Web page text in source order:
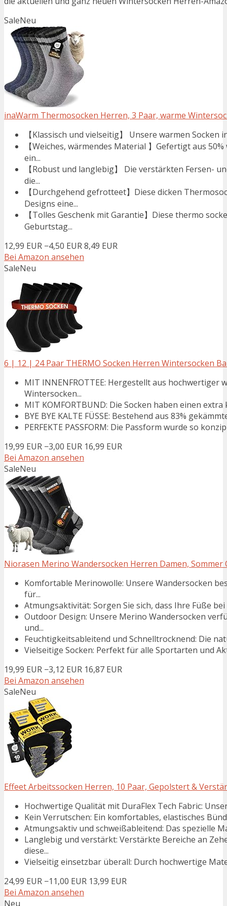
SaleNeu
inaWarm Thermosocken Herren, 3 Paar, warme
【Klassisch und vielseitig】 Unsere warmen
【Weiches, wärmendes Material 】Gefertigt aus
ein...
【Robust und langlebig】 Die verstärkten Fersen-
die...
【Durchgehend gefrotteet】Diese dicken
Designs eine...
【Tolles Geschenk mit Garantie】Diese thermo
Geburtstag...
12,99 EUR −4,50 EUR8,49 EUR
Bei Amazon ansehen
SaleNeu
6 | 12 | 24 Paar THERMO Socken Herren Wintersocken
MIT INNENFROTTEE: Hergestellt aus hochwertiger
Wintersocken...
MIT KOMFORTBUND: Die Socken haben einen
BYE BYE KALTE FÜSSE: Bestehend aus 83%
PERFEKTE PASSFORM: Die Passform wurde so
19,99 EUR −3,00 EUR 16,99 EUR
Bei Amazon ansehen
SaleNeu
Niorasen Merino Wandersocken Herren Damen,
Komfortable Merinowolle: Unsere Wandersocken
für...
Atmungsaktivität: Sorgen Sie sich, dass Ihre Füße
Outdoor Design: Unsere Merino Wandersocken
und...
Feuchtigkeitsableitend und Schnelltrocknend: Die
Vielseitige Socken: Perfekt für alle Sportarten und
19,99 EUR −3,12 EUR 16,87 EUR
Bei Amazon ansehen
SaleNeu
Effeet Arbeitssocken Herren, 10 Paar, Gepolstert &
Hochwertige Qualität mit DuraFlex Tech Fabric:
Kein Verrutschen: Ein komfortables, elastisches
Atmungsaktiv und schweißableitend: Das spezielle
Langlebig und verstärkt: Verstärkte Bereiche an
diese...
Vielseitig einsetzbar überall: Durch hochwertige
24,99 EUR −11,00 EUR 13,99 EUR
Bei Amazon ansehen
Neu